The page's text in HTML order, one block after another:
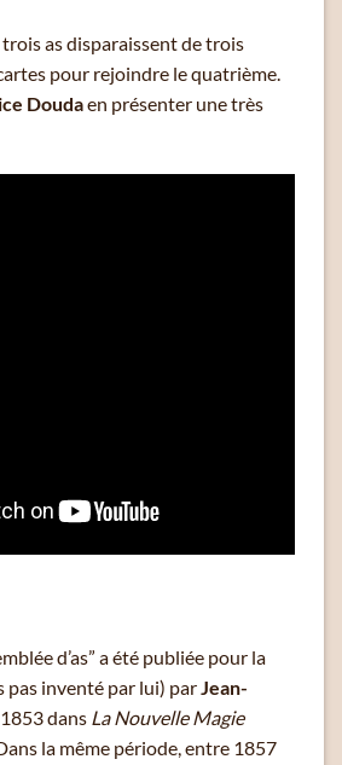
as disparaissent de trois
pour rejoindre le quatrième.
Doudaen présenter une très
d’as” a été publiée pour la
pas inventé par lui) parJean-
dans La Nouvelle Magie
la même période, entre 1857